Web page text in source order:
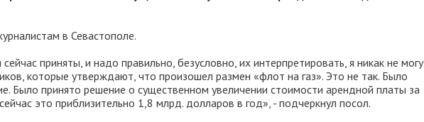
в Севастополе.
приняты, и надо правильно, безусловно, их интерпретировать, я никак не могу
которые утверждают, что произошел размен «флот на газ». Это не так. Было
Было принято решение о существенном увеличении стоимости арендной платы за
это приблизительно 1,8 млрд. долларов в год», - подчеркнул посол.